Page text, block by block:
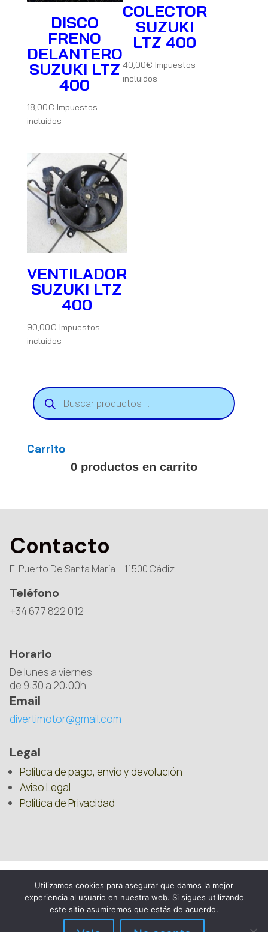
DISCO
FRENO
DELANTERO
SUZUKI LTZ
400
18,00€ Impuestos
incluidos
COLECTOR
SUZUKI
LTZ 400
40,00€ Impuestos
incluidos
VENTILADOR
SUZUKI LTZ
400
90,00€ Impuestos
incluidos
Búsqueda
de
productos
Carrito
0 productos en carrito
Contacto
El Puerto De Santa María – 11500 Cádiz
Teléfono
+34 677 822 012
Horario
De lunes a viernes
de 9:30 a 20:00h
Email
divertimotor@gmail.com
Legal
Política de pago, envío y devolución
Aviso Legal
Política de Privacidad
Utilizamos cookies para asegurar que damos la mejor
experiencia al usuario en nuestra web. Si sigues utilizando
este sitio asumiremos que estás de acuerdo.